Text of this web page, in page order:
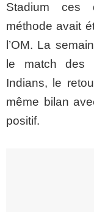
Stadium ces
méthode avait
l’OM. La
le match des
Indians, le
même bilan
positif.